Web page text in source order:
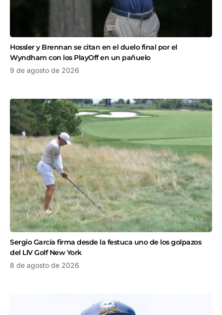
Hossler y Brennan se citan en el duelo final por el
Wyndham con los PlayOff en un pañuelo
9 de agosto de 2026
Sergio García firma desde la festuca uno de los golpazos
del LIV Golf New York
8 de agosto de 2026